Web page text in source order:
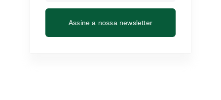
Assine a nossa newsletter